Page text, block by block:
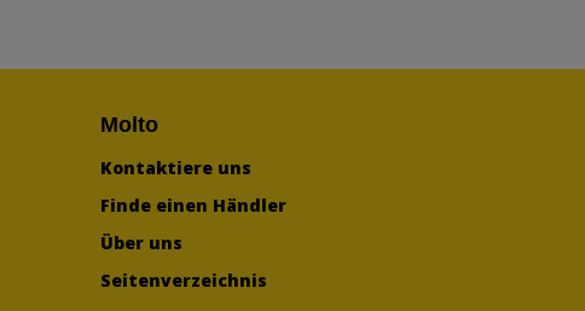
Molto
Kontaktiere uns
Finde einen Händler
Über uns
Seitenverzeichnis